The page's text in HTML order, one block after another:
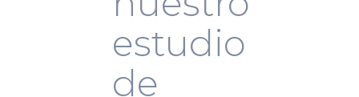
estudio
de